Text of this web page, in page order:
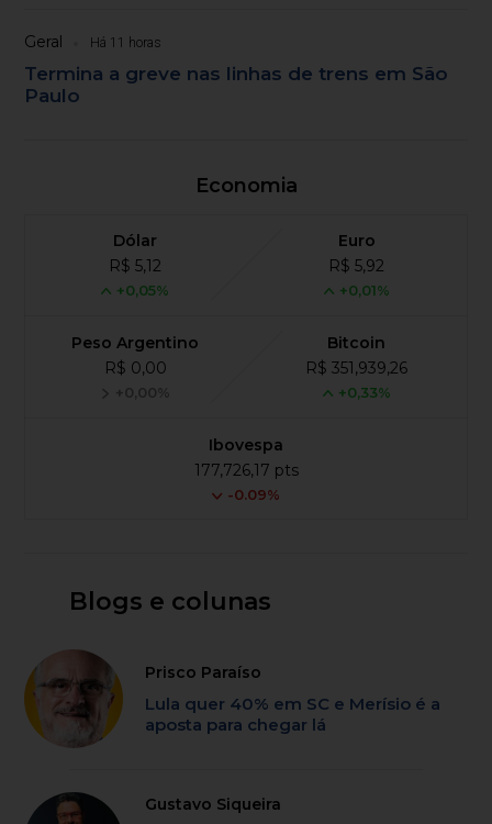
Geral Há 11 horas
Termina a greve nas linhas de trens em São
Paulo
Economia
Dólar
R$ 5,12
+0,05%
Euro
R$ 5,92
+0,01%
Peso Argentino
R$ 0,00
+0,00%
Bitcoin
R$ 351,939,26
+0,33%
Ibovespa
177,726,17 pts
-0.09%
Blogs e colunas
Prisco Paraíso
Lula quer 40% em SC e Merísio é a
aposta para chegar lá
Gustavo Siqueira